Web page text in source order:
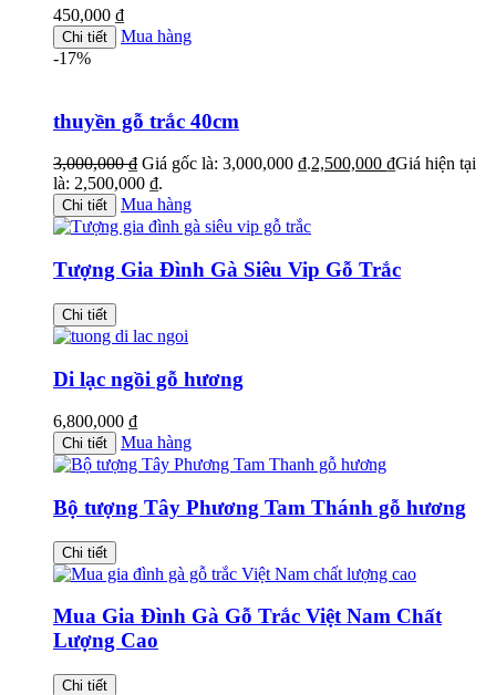
450,000 ₫
Chi tiết
Mua hàng
-17%
thuyền gỗ trắc 40cm
3,000,000₫ Giá gốc là: 3,000,000 ₫.2,500,000 ₫Giá hiện tại
là: 2,500,000 ₫.
Chi tiết Mua hàng
Tượng Gia Đình Gà Siêu Vip Gỗ Trắc
Chi tiết
Di lạc ngồi gỗ hương
6,800,000 ₫
Chi tiết Mua hàng
Bộ tượng Tây Phương Tam Thánh gỗ hương
Chi tiết
Mua Gia Đình Gà Gỗ Trắc Việt Nam Chất
Lượng Cao
Chi tiết